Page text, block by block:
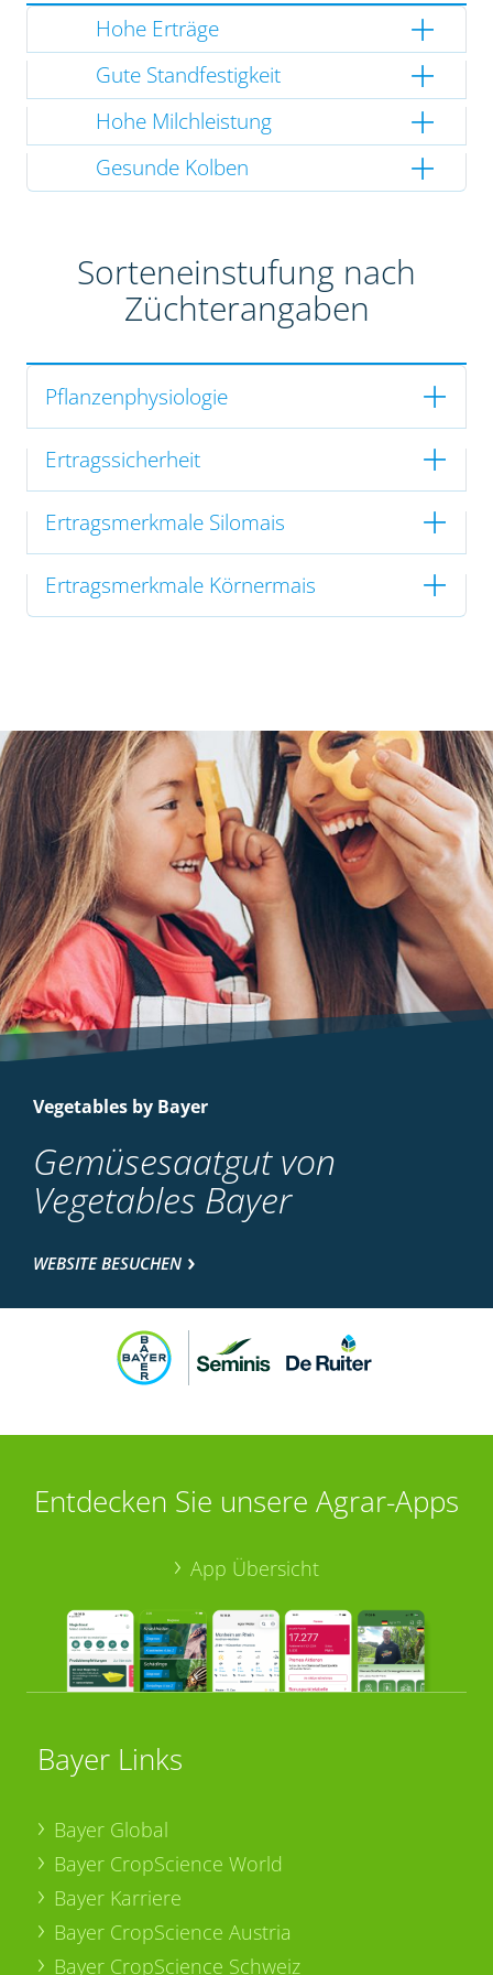
Hohe Erträge
Gute Standfestigkeit
Hohe Milchleistung
Gesunde Kolben
Sorteneinstufung nach
Züchterangaben
Pflanzenphysiologie
Ertragssicherheit
Ertragsmerkmale Silomais
Ertragsmerkmale Körnermais
Vegetables by Bayer
Gemüsesaatgut von
Vegetables Bayer
WEBSITE BESUCHEN
Entdecken Sie unsere Agrar-Apps
App Übersicht
Bayer Links
Bayer Global
Bayer CropScience World
Bayer Karriere
Bayer CropScience Austria
Bayer CropScience Schweiz